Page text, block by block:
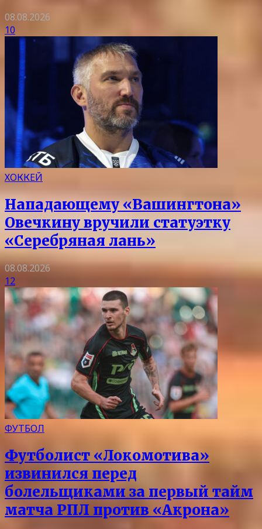
08.08.2026
10
ХОККЕЙ
Нападающему «Вашингтона»
Овечкину вручили статуэтку
«Серебряная лань»
08.08.2026
12
ФУТБОЛ
Футболист «Локомотива»
извинился перед
болельщиками за первый тайм
матча РПЛ против «Акрона»